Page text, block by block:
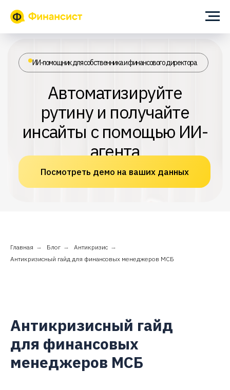
Автоматизируйте
инсайты с помощью ИИ-
агента
Посмотреть демо на ваших данных
Главная → Блог → Антикризис →
Антикризисный гайд для финансовых менеджеров МСБ
Антикризисный гайд
для финансовых
менеджеров МСБ